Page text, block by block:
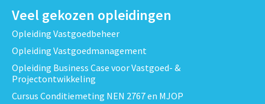
Veel gekozen opleidingen
Opleiding Vastgoedbeheer
Opleiding Vastgoedmanagement
Opleiding Business Case voor Vastgoed- &
Projectontwikkeling
Cursus Conditiemeting NEN 2767 en MJOP